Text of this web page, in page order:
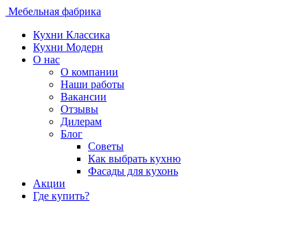
Мебельная фабрика
Кухни Классика
Кухни Модерн
О нас
О компании
Наши работы
Вакансии
Отзывы
Дилерам
Блог
Советы
Как выбрать кухню
Фасады для кухонь
Акции
Где купить?